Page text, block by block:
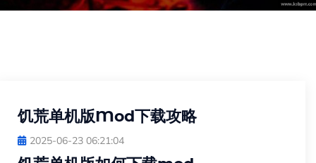
饥荒单机版Mod下载攻略
2025-06-23 06:21:04